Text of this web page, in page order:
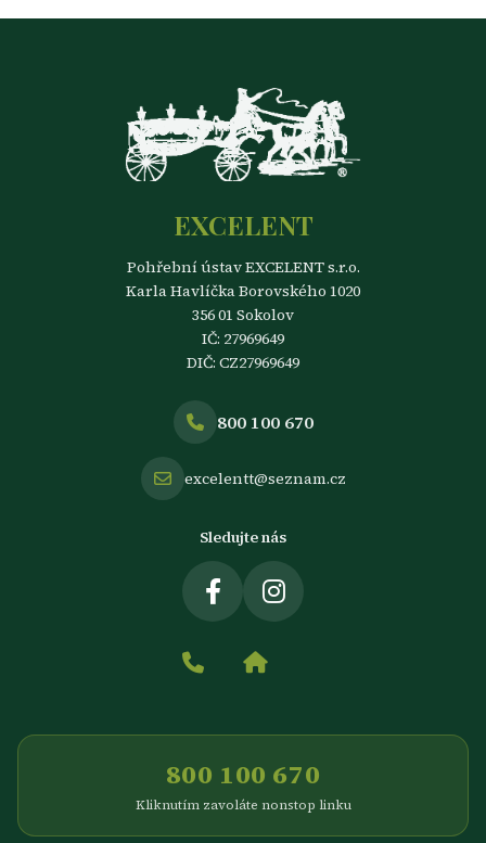
EXCELENT
Pohřební ústav EXCELENT s.r.o.
Karla Havlíčka Borovského 1020
356 01 Sokolov
IČ: 27969649
DIČ: CZ27969649
800 100 670
excelentt@seznam.cz
Sledujte nás
800 100 670
Kliknutím zavoláte nonstop linku